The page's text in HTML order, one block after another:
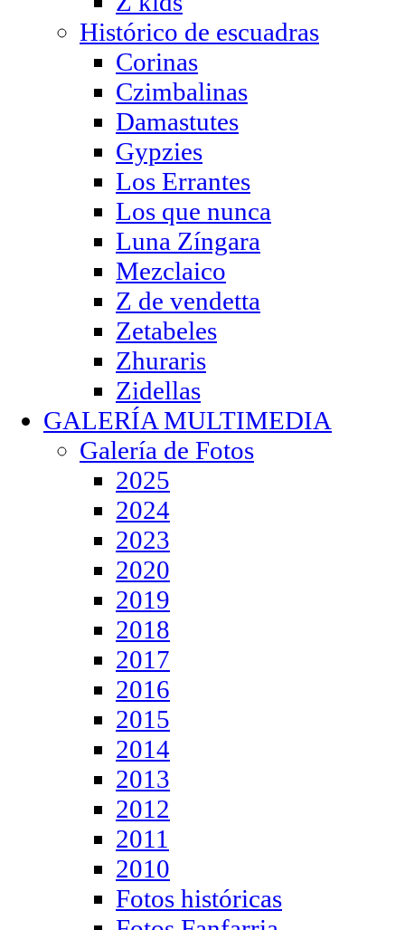
Histórico de escuadras
Corinas
Czimbalinas
Damastutes
Gypzies
Los Errantes
Los que nunca
Luna Zíngara
Mezclaico
Z de vendetta
Zetabeles
Zhuraris
Zidellas
GALERÍA MULTIMEDIA
Galería de Fotos
2025
2024
2023
2020
2019
2018
2017
2016
2015
2014
2013
2012
2011
2010
Fotos históricas